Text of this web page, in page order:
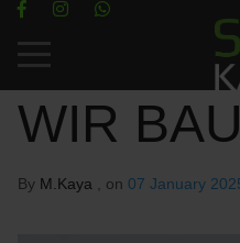
Mobile Menu Toggle
WIR
By M.Kaya , on 07 January